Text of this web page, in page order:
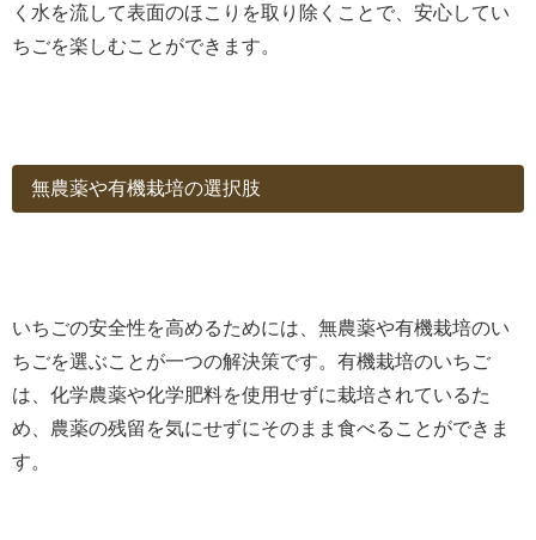
く水を流して表面のほこりを取り除くことで、安心してい
ちごを楽しむことができます。
無農薬や有機栽培の選択肢
いちごの安全性を高めるためには、無農薬や有機栽培のい
ちごを選ぶことが一つの解決策です。有機栽培のいちご
は、化学農薬や化学肥料を使用せずに栽培されているた
め、農薬の残留を気にせずにそのまま食べることができま
す。